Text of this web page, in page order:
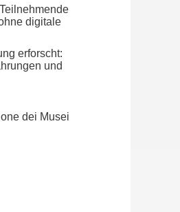
digitale
erforscht:
und
dei Musei